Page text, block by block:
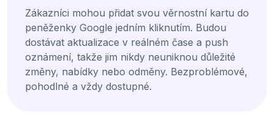
Zákazníci mohou přidat svou věrnostní kartu do
peněženky Google jedním kliknutím. Budou
dostávat aktualizace v reálném čase a push
oznámení, takže jim nikdy neuniknou důležité
změny, nabídky nebo odměny. Bezproblémové,
pohodlné a vždy dostupné.